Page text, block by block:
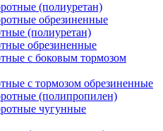
(полиуретан)
обрезиненные
(полиуретан)
обрезиненные
с боковым тормозом
с тормозом обрезиненные
(полипропилен)
чугунные